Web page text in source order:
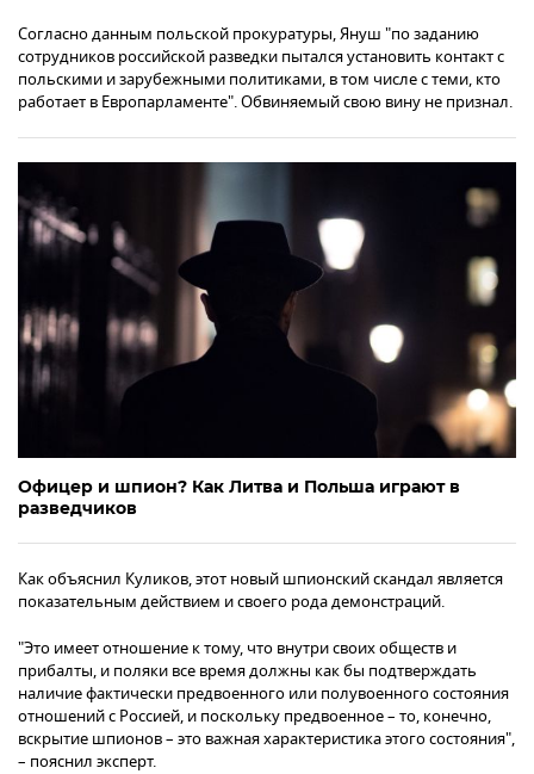
Согласно данным польской прокуратуры, Януш "по заданию
сотрудников российской разведки пытался установить контакт с
польскими и зарубежными политиками, в том числе с теми, кто
работает в Европарламенте". Обвиняемый свою вину не признал.
Офицер и шпион? Как Литва и Польша играют в
разведчиков
Как объяснил Куликов, этот новый шпионский скандал является
показательным действием и своего рода демонстраций.
"Это имеет отношение к тому, что внутри своих обществ и
прибалты, и поляки все время должны как бы подтверждать
наличие фактически предвоенного или полувоенного состояния
отношений с Россией, и поскольку предвоенное – то, конечно,
вскрытие шпионов – это важная характеристика этого состояния",
– пояснил эксперт.